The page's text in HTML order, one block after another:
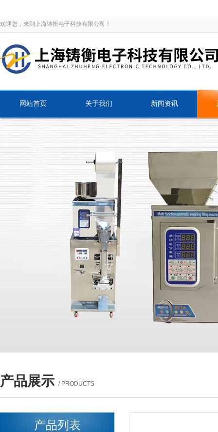
欢迎您，来到上海铸衡电子科技有限公司！
网站首页 关于我们 新闻资讯
产品展示 / PRODUCTS
产品列表